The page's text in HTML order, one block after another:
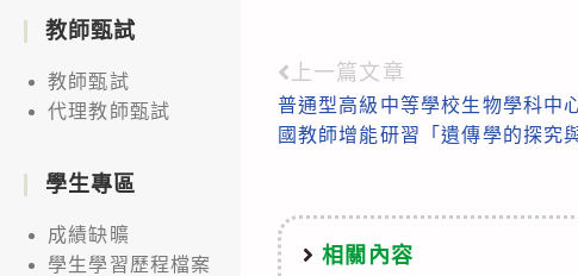
Read
more
上一篇文章
普通型高級中等學校生物學科中
國教師增能研習「遺傳學的探究
相關內容
教師甄試
教師甄試
代理教師甄試
學生專區
成績缺曠
學生學習歷程檔案